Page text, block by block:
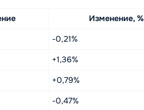
Изменение, %
-0,21%
+1,36%
+0,79%
-0,47%